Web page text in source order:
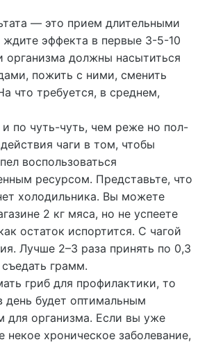
— это прием длительными
эффекта в первые 3-5-10
организма должны насытиться
пожить с ними, сменить
что требуется, в среднем,
по чуть-чуть, чем реже но пол-
чаги в том, чтобы
воспользоваться
ресурсом. Представьте, что
холодильника. Вы можете
2 кг мяса, но не успеете
остаток испортится. С чагой
Лучше 2–3 раза принять по 0,3
грамм.
гриб для профилактики, то
день будет оптимальным
для организма. Если вы уже
некое хроническое заболевание,